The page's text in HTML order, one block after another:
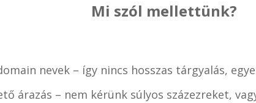
Mi szól mellettünk?
nevek – így nincs hosszas tárgyalás,
árazás – nem kérünk súlyos százezreket,